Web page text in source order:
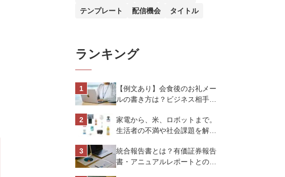
テンプレート
配信機会 タイトル
ランキング
【例文あり】会食後のお礼メー
ルの書き方は？ビジネス相手に
トを解説
家電から、米、ロボットまで。
生活者の不満や社会課題を解決
スオーヤマ株式会社
統合報告書とは？有価証券報告
書・アニュアルレポートとの違